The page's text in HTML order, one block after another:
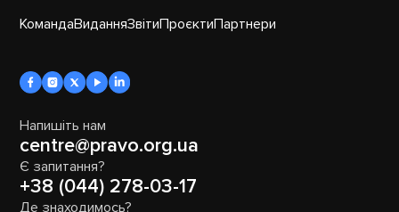
КомандаВиданняЗвітиПроєктиПартнери
Напишіть нам
centre@pravo.org.ua
Є запитання?
+38 (044) 278-03-17
Де знаходимось?